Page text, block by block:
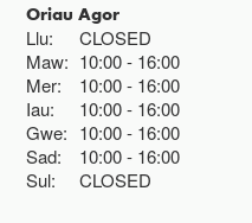
Oriau Agor
Llu:
CLOSED
Maw: 10:00 16:00
Mer:
10:00 16:00
Iau:
10:00 16:00
Gwe: 10:00 16:00
Sad:
10:00 16:00
Sul:
CLOSED